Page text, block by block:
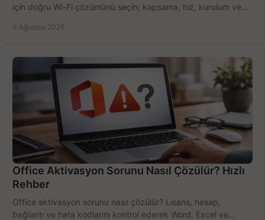
için doğru Wi-Fi çözümünü seçin; kapsama, hız, kurulum ve
3 Ağustos 2026
Office Aktivasyon Sorunu Nasıl Çözülür? Hızlı
Rehber
Office aktivasyon sorunu nasıl çözülür? Lisans, hesap,
bağlantı ve hata kodlarını kontrol ederek Word, Excel ve